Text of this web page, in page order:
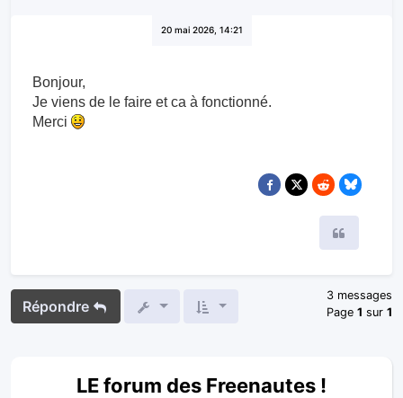
20 mai 2026, 14:21
Bonjour,
Je viens de le faire et ca à fonctionné.
Merci
Répondre
3 messages
Page 1 sur 1
LE forum des Freenautes !